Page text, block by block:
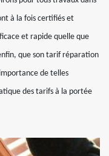
à la fois certifiés et
et rapide quelle que
que son tarif réparation
de telles
des tarifs à la portée